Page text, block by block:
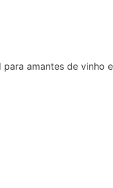
amantes de vinho e